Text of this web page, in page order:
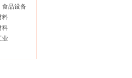
食品设备
料
料
业